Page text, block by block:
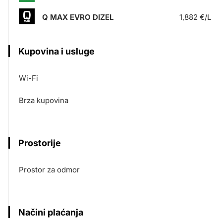
Q MAX EVRO DIZEL 1,882 €/L
Kupovina i usluge
Wi-Fi
Brza kupovina
Prostorije
Prostor za odmor
Načini plaćanja